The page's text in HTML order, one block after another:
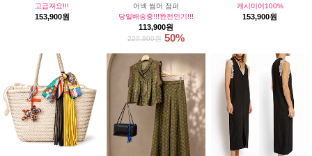
고급져요!!!
153,900원
어넥 썸머 점퍼
당일배송중!!!완전인기!!!
113,900원
229,800원 50%
캐시미어100%
153,900원